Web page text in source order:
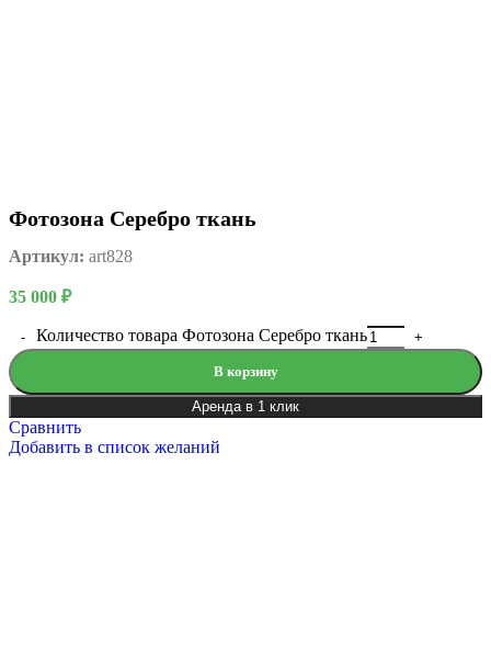
Фотозона Серебро ткань
Артикул: art828
35 000 ₽
Количество товара Фотозона Серебро ткань
В корзину
Аренда в 1 клик
Сравнить
Добавить в список желаний